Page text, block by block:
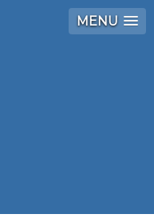
MENU